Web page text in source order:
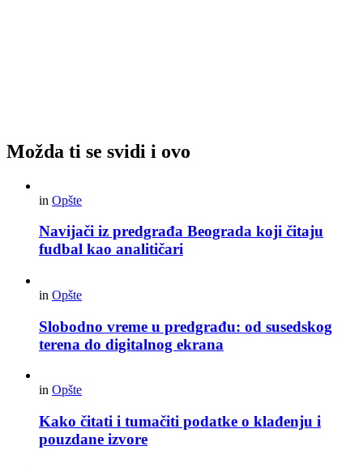
Možda ti se svidi i ovo
in Opšte
Navijači iz predgrađa Beograda koji čitaju
fudbal kao analitičari
in Opšte
Slobodno vreme u predgrađu: od susedskog
terena do digitalnog ekrana
in Opšte
Kako čitati i tumačiti podatke o klađenju i
pouzdane izvore